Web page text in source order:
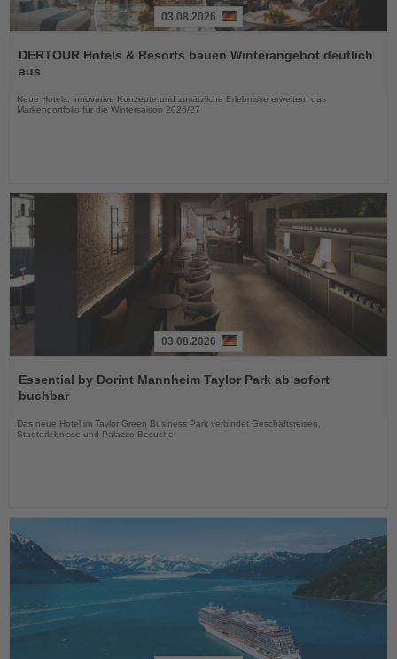
Sie
die
03.08.2026
DERTOUR Hotels & Resorts bauen Winterangebot deutlich
aus
Neue Hotels, innovative Konzepte und zusätzliche Erlebnisse erweitern das
Markenportfolio für die Wintersaison 2026/27
Sie
die
03.08.2026
Essential by Dorint Mannheim Taylor Park ab sofort
buchbar
Das neue Hotel im Taylor Green Business Park verbindet Geschäftsreisen,
Stadterlebnisse und Palazzo-Besuche